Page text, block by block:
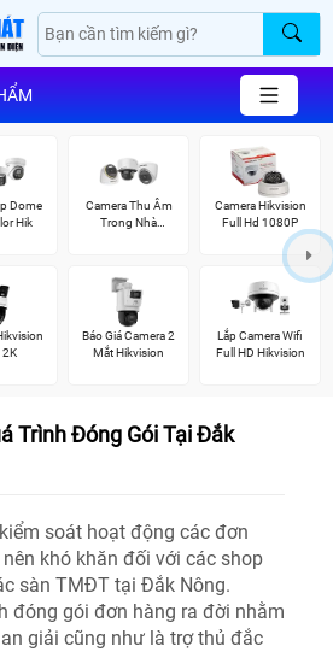
Dome
Hik
Camera Thu Âm
Trong Nhà
Camera Hikvision
Full Hd 1080P
2K
Báo Giá Camera 2
Mắt Hikvision
Lắp Camera Wifi
Full HD Hikvision
Trình Đóng Gói Tại Đắk
soát hoạt động các đơn
khó khăn đối với các shop
sàn TMĐT tại Đắk Nông.
đóng gói đơn hàng ra đời nhằm
giải cũng như là trợ thủ đắc